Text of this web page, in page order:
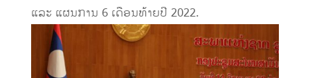
ແລະ ແຜນການ 6 ເດືອນທ້າຍປີ 2022.